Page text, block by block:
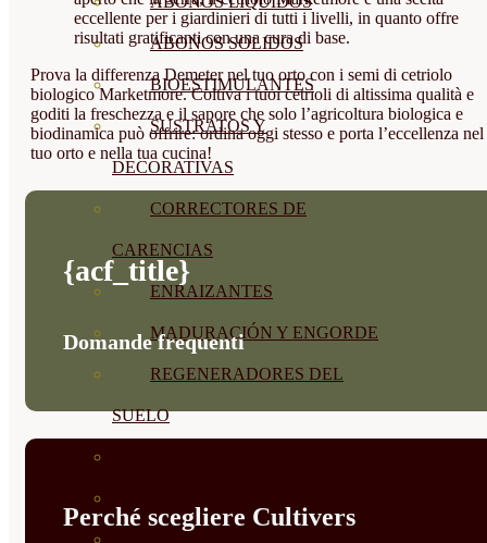
ABONOS SOLIDOS
BIOESTIMULANTES
SUSTRATOS Y
DECORATIVAS
CORRECTORES DE
CARENCIAS
ENRAIZANTES
MADURACIÓN Y ENGORDE
REGENERADORES DEL
SUELO
eccellente per i giardinieri di tutti i livelli, in quanto offre
risultati gratificanti con una cura di base.
Prova la differenza Demeter nel tuo orto con i semi di cetriolo
biologico Marketmore. Coltiva i tuoi cetrioli di altissima qualità e
goditi la freschezza e il sapore che solo l’agricoltura biologica e
biodinamica può offrire: ordina oggi stesso e porta l’eccellenza nel
tuo orto e nella tua cucina!
{acf_title}
Domande frequenti
Perché scegliere Cultivers